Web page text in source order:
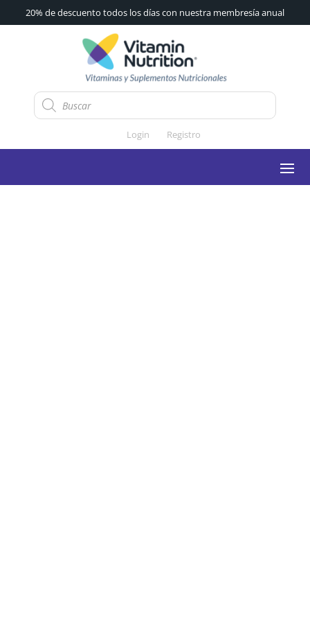
20% de descuento todos los días con nuestra membresía anual
Búsqueda
de
productos
Login
Registro